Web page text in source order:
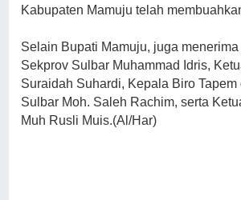
Kabupaten Mamuju telah
Selain Bupati Mamuju, juga
Sekprov Sulbar Muhammad Idris,
Suraidah Suhardi, Kepala Biro Tapem
Sulbar Moh. Saleh Rachim, serta
Muh Rusli Muis.(Al/Har)